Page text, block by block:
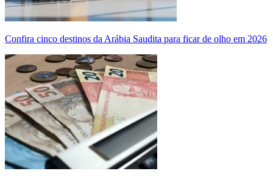
Confira cinco destinos da Arábia Saudita para ficar de olho em 2026